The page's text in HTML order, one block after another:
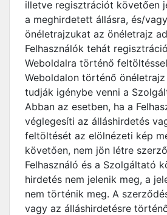
illetve regisztrációt követően
a meghirdetett állásra, és/
önéletrajzukat az önéletrajz
Felhasználók tehát
Weboldalra történő
Weboldalon történő
tudják igénybe venni a
Abban az esetben, ha a
véglegesíti az álláshirdetés
feltöltését az elölnézeti kép
követően, nem jön létre
Felhasználó és a Szolgáltató
hirdetés nem jelenik meg, a
nem történik meg. A
vagy az álláshirdetésre